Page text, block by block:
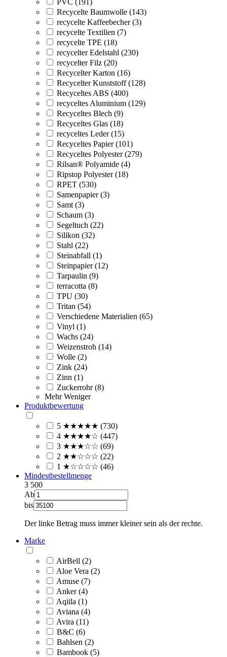
Recycelte Baumwolle (143)
recycelte Kaffeebecher (3)
recycelte Textilien (7)
recycelte TPE (18)
recycelter Edelstahl (230)
recycelter Filz (20)
Recycelter Karton (16)
Recycelter Kunststoff (128)
Recyceltes ABS (400)
recyceltes Aluminium (129)
Recyceltes Blech (9)
Recyceltes Glas (18)
recyceltes Leder (15)
Recyceltes Papier (101)
Recyceltes Polyester (279)
Rilsan® Polyamide (4)
Ripstop Polyester (18)
RPET (530)
Samenpapier (3)
Samt (3)
Schaum (3)
Segeltuch (22)
Silikon (32)
Stahl (22)
Steinabfall (1)
Steinpapier (12)
Tarpaulin (9)
terracotta (8)
TPU (30)
Tritan (54)
Verschiedene Materialien (65)
Vinyl (1)
Wachs (24)
Weizenstroh (14)
Wolle (2)
Zink (24)
Zinn (1)
Zuckerrohr (8)
Mehr Weniger
Produktbewertung
5 ★★★★★ (730)
4 ★★★★☆ (447)
3 ★★★☆☆ (69)
2 ★★☆☆☆ (22)
1 ★☆☆☆☆ (46)
Mindestbestellmenge
3 500
Ab
bis
Der linke Betrag muss immer kleiner sein als der rechte.
Marke
AirBell (2)
Aloe Vera (2)
Amuse (7)
Anker (4)
Aqiila (1)
Aviana (4)
Avira (11)
B&C (6)
Bahlsen (2)
Bambook (5)